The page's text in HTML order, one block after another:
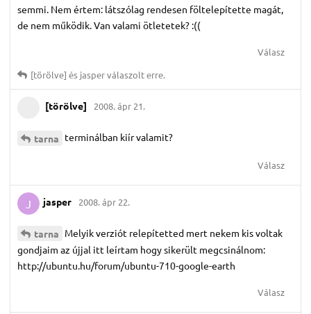
semmi. Nem értem: látszólag rendesen föltelepítette magát,
de nem működik. Van valami ötletetek? :((
Válasz
[törölve] és jasperválaszolt erre.
[törölve] 2008. ápr 21.
tarna terminálban kiír valamit?
Válasz
J jasper 2008. ápr 22.
tarna Melyik verziót relepítetted mert nekem kis voltak
gondjaim az újjal itt leírtam hogy sikerült megcsinálnom:
http://ubuntu.hu/forum/ubuntu-710-google-earth
Válasz